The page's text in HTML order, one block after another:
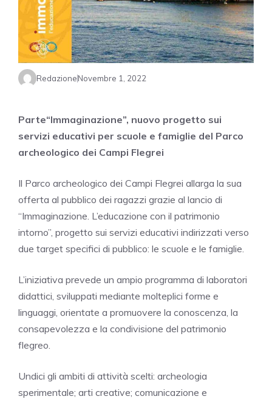
RedazioneNovembre 1, 2022
Parte“Immaginazione”, nuovo progetto sui
servizi educativi per scuole e famiglie del Parco
archeologico dei Campi Flegrei
Il Parco archeologico dei Campi Flegrei allarga la sua
offerta al pubblico dei ragazzi grazie al lancio di
“Immaginazione. L’educazione con il patrimonio
intorno”, progetto sui servizi educativi indirizzati verso
due target specifici di pubblico: le scuole e le famiglie.
L’iniziativa prevede un ampio programma di laboratori
didattici, sviluppati mediante molteplici forme e
linguaggi, orientate a promuovere la conoscenza, la
consapevolezza e la condivisione del patrimonio
flegreo.
Undici gli ambiti di attività scelti: archeologia
sperimentale; arti creative; comunicazione e